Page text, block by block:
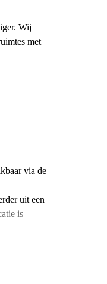
Wij
met
via de
uit een
is